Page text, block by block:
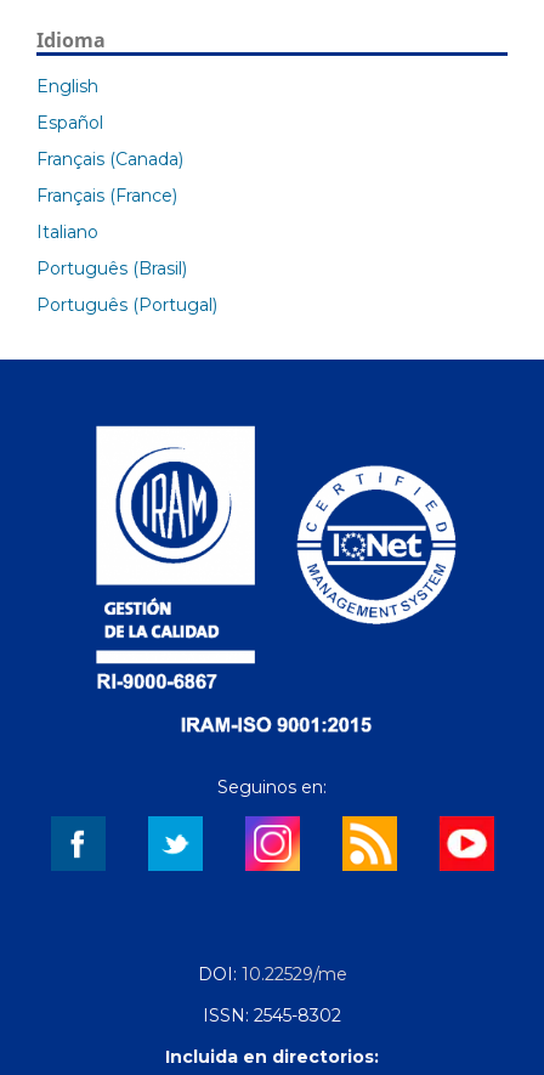
Idioma
English
Español
Français (Canada)
Français (France)
Italiano
Português (Brasil)
Português (Portugal)
Seguinos en:
DOI: 10.22529/me
ISSN: 2545-8302
Incluida en directorios: